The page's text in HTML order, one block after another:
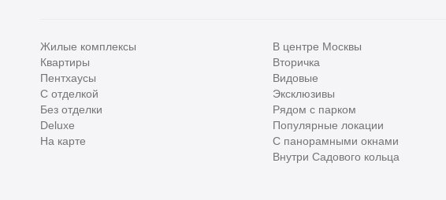
Жилые комплексы
Квартиры
Пентхаусы
С отделкой
Без отделки
Deluxe
На карте
В центре Москвы
Вторичка
Видовые
Эксклюзивы
Рядом с парком
Популярные локации
С панорамными окнами
Внутри Садового кольца